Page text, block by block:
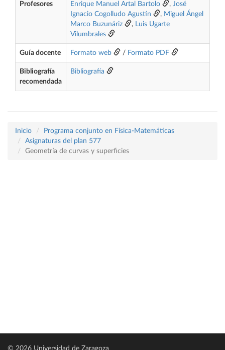
Profesores Enrique Manuel Artal Bartolo , José
Ignacio Cogolludo Agustín
, Miguel Ángel
Marco Buzunáriz
, Luis Ugarte
Vilumbrales
Guía docente Formato web / Formato PDF
Bibliografía
recomendada
Bibliografía
Inicio
Programa conjunto en Física-Matemáticas
Asignaturas del plan 577
Geometría de curvas y superficies
© 2026 Universidad de Zaragoza